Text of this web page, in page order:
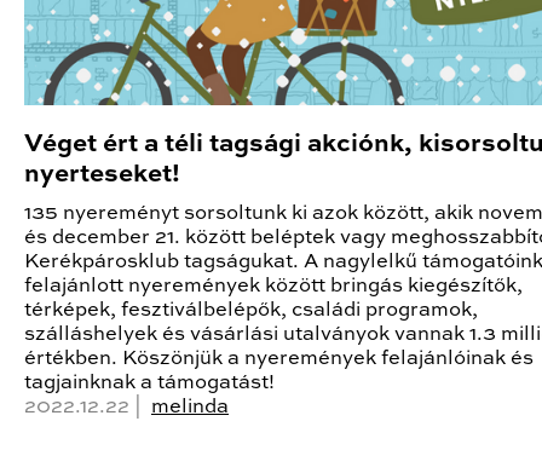
Véget ért a téli tagsági akciónk,
nyerteseket!
135 nyereményt sorsoltunk ki azok között, akik
és december 21. között beléptek vagy
Kerékpárosklub tagságukat. A nagylelkű
felajánlott nyeremények között bringás kiegészítők,
térképek, fesztiválbelépők, családi programok,
szálláshelyek és vásárlási utalványok vannak 1.3
értékben. Köszönjük a nyeremények felajánlóinak és
tagjainknak a támogatást!
2022.12.22 | melinda